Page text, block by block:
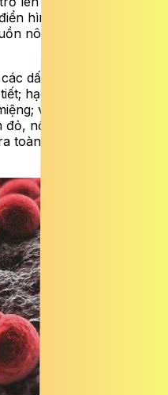
hình như sốt, đau
nôn, nôn và ăn uống
dấu hiệu đặc trưng
hạch trước cổ sưng;
viêm lưỡi gà; phát
nốt nhỏ xuất hiện ở
toàn thân và các chi, rồi